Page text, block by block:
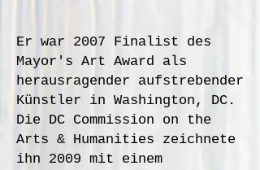
Er war 2007 Finalist des
Mayor's Art Award als
herausragender aufstrebender
Künstler in Washington, DC.
Die DC Commission on the
Arts & Humanities zeichnete
ihn 2009 mit einem